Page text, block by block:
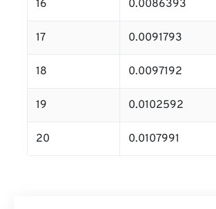
16 0.0086393
17 0.0091793
18 0.0097192
19 0.0102592
20 0.0107991